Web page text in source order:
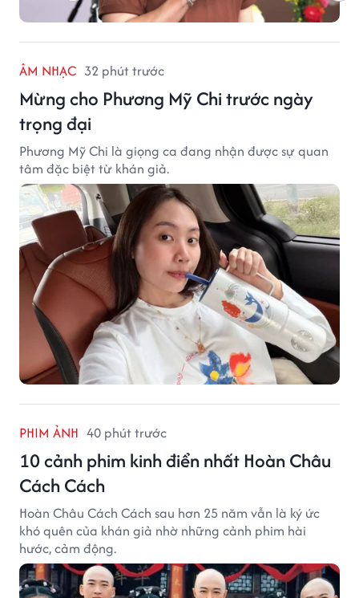
ÂM NHẠC 32 phút trước
Mừng cho Phương Mỹ Chi trước ngày
trọng đại
Phương Mỹ Chi là giọng ca đang nhận được sự quan
tâm đặc biệt từ khán giả.
PHIM ẢNH 40 phút trước
10 cảnh phim kinh điển nhất Hoàn Châu
Cách Cách
Hoàn Châu Cách Cách sau hơn 25 năm vẫn là ký ức
khó quên của khán giả nhờ những cảnh phim hài
hước, cảm động.